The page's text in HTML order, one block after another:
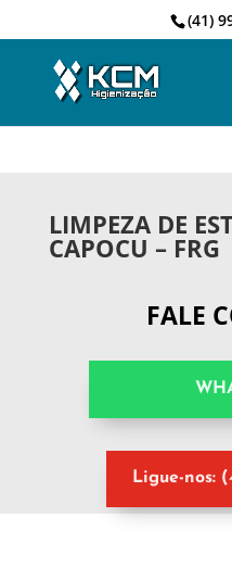
(41)
LIMPEZA DE
CAPOCU – FRG
FALE
Ligue-nos: